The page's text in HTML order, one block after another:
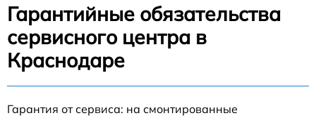
Гарантийные обязательства
сервисного центра в
Краснодаре
Гарантия от сервиса: на смонтированные